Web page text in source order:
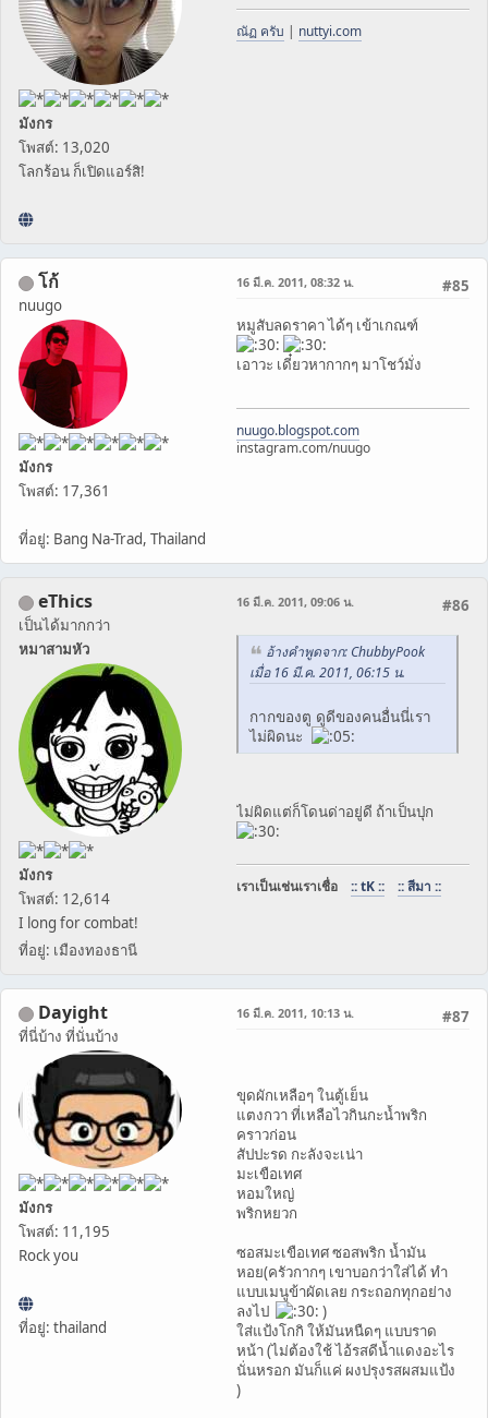
มังกร
โพสต์: 13,020
โลกร้อน ก็เปิดแอร์สิ!
ณัฏ ครับ | nuttyi.com
โก้
nuugo
มังกร
โพสต์: 17,361
ที่อยู่: Bang Na-Trad, Thailand
#85
16 มี.ค. 2011, 08:32 น.
หมูสับลดราคา ได้ๆ เข้าเกณฑ์
เอาวะ เดี๋ยวหากากๆ มาโชว์มั่ง
nuugo.blogspot.com
instagram.com/nuugo
eThics
เป็นได้มากกว่า
หมาสามหัว
มังกร
โพสต์: 12,614
I long for combat!
ที่อยู่: เมืองทองธานี
#86
16 มี.ค. 2011, 09:06 น.
อ้างคำพูดจาก: ChubbyPook
เมื่อ 16 มี.ค. 2011, 06:15 น.
กากของตู ดูดีของคนอื่นนี่เรา
ไม่ผิดนะ
ไม่ผิดแต่ก็โดนด่าอยู่ดี ถ้าเป็นปุก
เราเป็นเช่นเราเชื่อ :: tK :: :: สีมา ::
Dayight
ที่นี่บ้าง ที่นั่นบ้าง
มังกร
โพสต์: 11,195
Rock you
ที่อยู่: thailand
#87
16 มี.ค. 2011, 10:13 น.
ขุดผักเหลือๆ ในตู้เย็น
แตงกวา ที่เหลือไวกินกะน้ำพริก
คราวก่อน
สัปปะรด กะลังจะเน่า
มะเขือเทศ
หอมใหญ่
พริกหยวก
ซอสมะเขือเทศ ซอสพริก น้ำมัน
หอย(ครัวกากๆ เขาบอกว่าใส่ได้ ทำ
แบบเมนูข้าผัดเลย กระถอกทุกอย่าง
ลงไป
)
ใส่แป้งโกกิ ให้มันหนืดๆ แบบราด
หน้า (ไม่ต้องใช้ ไอ้รสดีน้ำแดงอะไร
นั่นหรอก มันก็แค่ ผงปรุงรสผสมแป้ง
)